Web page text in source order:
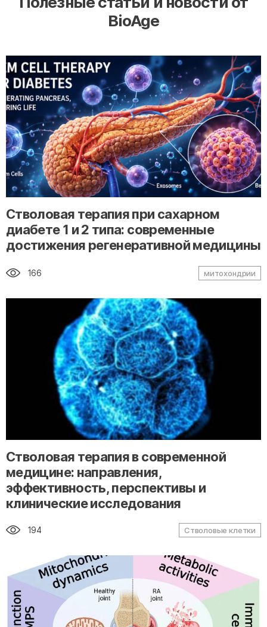
BioAge
" alt="loading" class="img-responsive"/>
Стволовая терапия при сахарном
диабете 1 и 2 типа: современные
достижения регенеративной медицины
166 митохондрии
" alt="loading" class="img-responsive"/>
Стволовая терапия в современной
медицине: направления,
эффективность, перспективы и
клинические исследования
194 Стволовые клетки